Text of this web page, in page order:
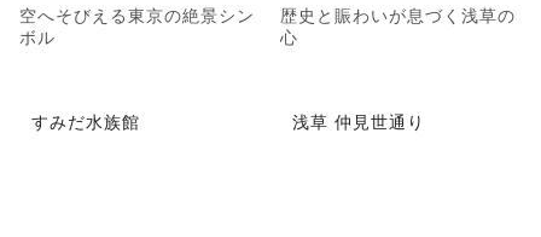
空へそびえる東京の絶景シン
ボル
歴史と賑わいが息づく浅草の
心
すみだ水族館 浅草 仲見世通り